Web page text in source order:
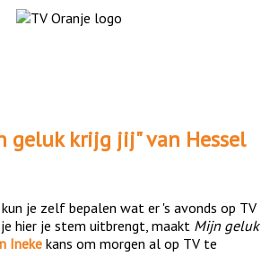
geluk krijg jij" van Hessel
je zelf bepalen wat er 's avonds op TV
hier je stem uitbrengt, maakt Mijn geluk
Ineke kans om morgen al op TV te